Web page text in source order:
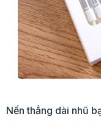
Nến thẳng dài nhũ